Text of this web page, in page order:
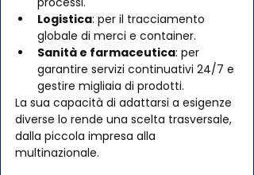
Logistica: per il tracciamento
globale di merci e container.
Sanità e farmaceutica: per
garantire servizi continuativi 24/7 e
gestire migliaia di prodotti.
La sua capacità di adattarsi a esigenze
diverse lo rende una scelta trasversale,
dalla piccola impresa alla
multinazionale.